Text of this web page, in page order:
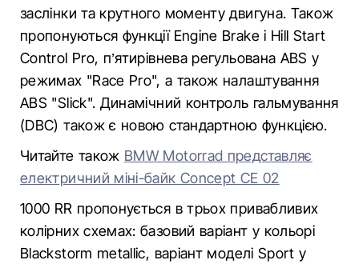
заслінки та крутного моменту двигуна. Також
пропонуються функції Engine Brake і Hill Start
Control Pro, п’ятирівнева регульована ABS у
режимах "Race Pro", а також налаштування
ABS "Slick". Динамічний контроль гальмування
(DBC) також є новою стандартною функцією.
Читайте також BMW Motorrad представляє
електричний міні-байк Concept CE 02
1000 RR пропонується в трьох привабливих
колірних схемах: базовий варіант у кольорі
Blackstorm metallic, варіант моделі Sport у